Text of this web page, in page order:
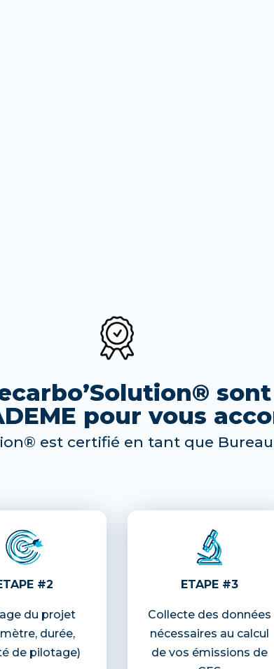
pour vous
est certifié en tant que Bureau
#2
du projet
durée,
de pilotage)
ETAPE #3
Collecte des données
nécessaires au calcul
de vos émissions de